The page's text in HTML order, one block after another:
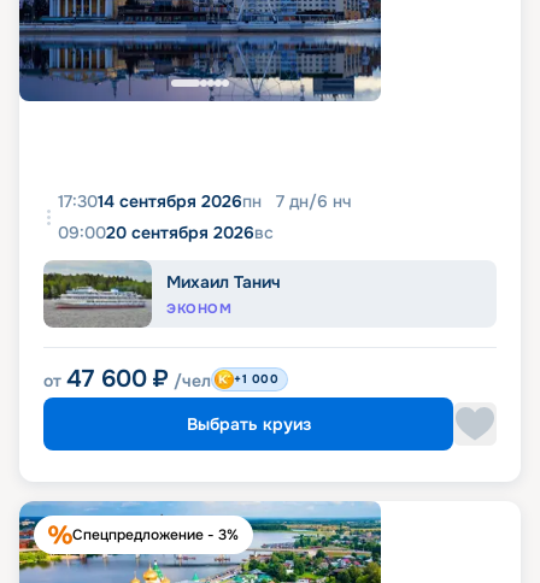
17:3014 сентября 2026пн 7 дн/6 нч
09:0020 сентября 2026вс
Михаил Танич
ЭКОНОМ
от 47 600 ₽ /чел +1 000
Выбрать круиз
Спецпредложение - 3%